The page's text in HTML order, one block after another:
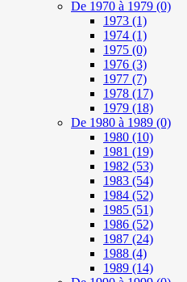
De 1970 à 1979 (0)
1973 (1)
1974 (1)
1975 (0)
1976 (3)
1977 (7)
1978 (17)
1979 (18)
De 1980 à 1989 (0)
1980 (10)
1981 (19)
1982 (53)
1983 (54)
1984 (52)
1985 (51)
1986 (52)
1987 (24)
1988 (4)
1989 (14)